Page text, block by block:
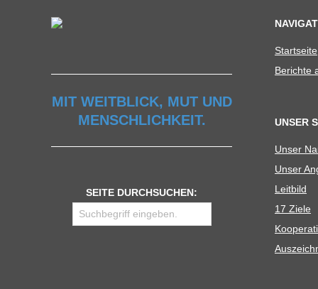
H
L
E
MIT WEITBLICK, MUT UND
MENSCHLICHKEIT.
SEITE DURCHSUCHEN:
Start­seite
Berichte
UNSER
Unser
Unser
Leit­bild
17 Ziele